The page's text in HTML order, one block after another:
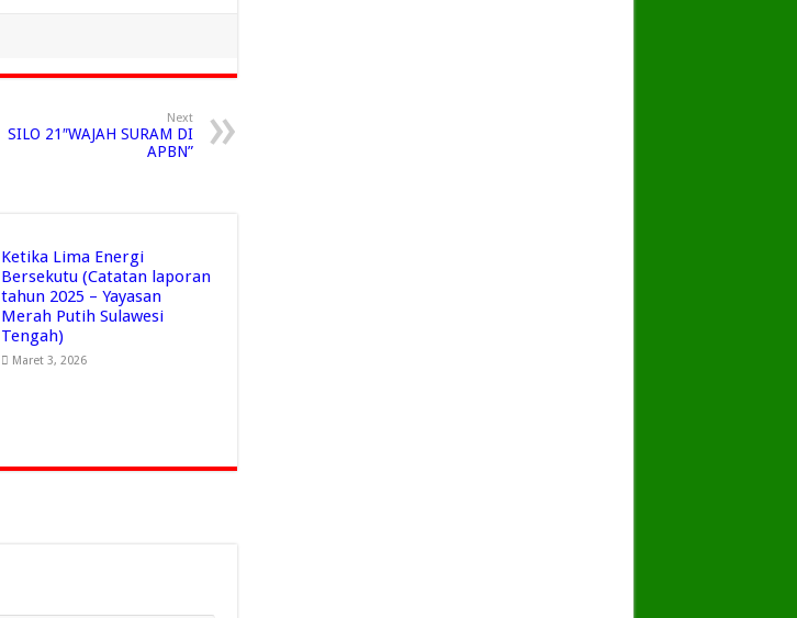
Next
SILO 21″WAJAH SURAM DI
APBN”
Ketika Lima Energi
Bersekutu (Catatan laporan
tahun 2025 – Yayasan
Merah Putih Sulawesi
Tengah)
Maret 3, 2026